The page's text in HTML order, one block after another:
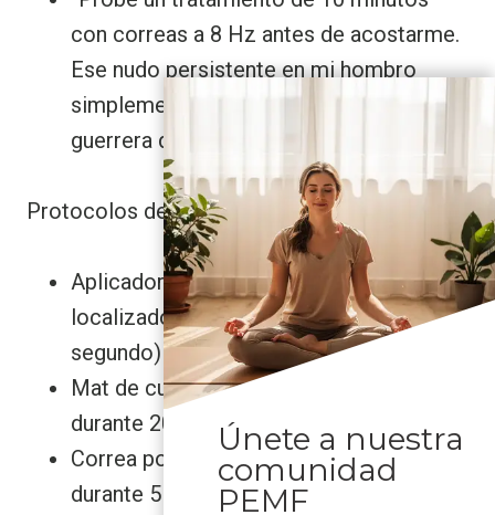
con correas a 8 Hz antes de acostarme.
Ese nudo persistente en mi hombro
simplemente desapareció. Priya,
guerrera de oficina
Protocolos de dosificación
Aplicador localizado (tratamiento
localizado): 8–12 Hz (ciclos por
segundo) durante 10–15 minutos
Mat de cuerpo entero: 15–20 Hz
durante 20–30 minutos
Correa portátil: 10 Hz, dos veces al día
durante 5 minutos cada vez
Únete a nuestra
comunidad
PEMF